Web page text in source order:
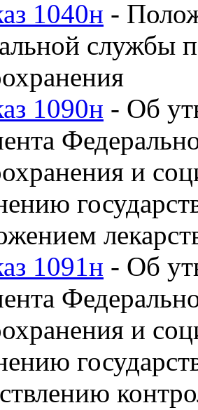
1040н -
службы
1090н - Об
и
1091н - Об
и